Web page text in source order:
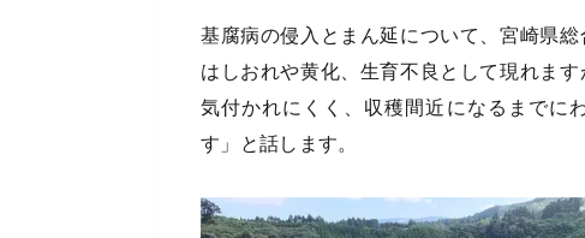
基腐病の侵入とまん延について、宮崎県
はしおれや黄化、生育不良として現れま
気付かれにくく、収穫間近になるまでに
す」と話します。